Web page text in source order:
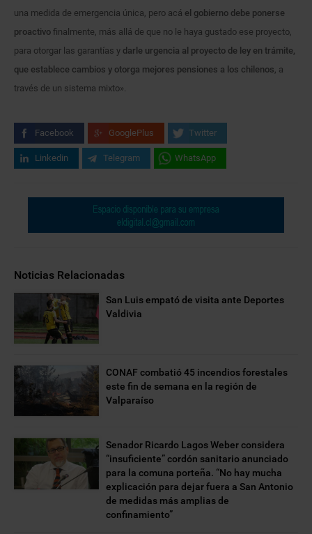
una medida de emergencia única, pero acá el gobierno debe ponerse
proactivo finalmente, más allá de que no le haya gustado ese proyecto,
para otorgar las garantías y darle urgencia al proyecto de ley en trámite,
que establece cambios y otorga mejores pensiones a los chilenos , a
través de un sistema mixto».
Facebook GooglePlus Twitter
Linkedin Telegram WhatsApp
Noticias Relacionadas
San Luis empató de visita ante Deportes
Valdivia
CONAF combatió 45 incendios forestales
este fin de semana en la región de
Valparaíso
Senador Ricardo Lagos Weber considera
“insuficiente” cordón sanitario anunciado
para la comuna porteña. “No hay mucha
explicación para dejar fuera a San Antonio
de medidas más amplias de
confinamiento”